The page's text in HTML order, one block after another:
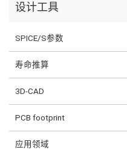
设计工具
SPICE/S参数
寿命推算
3D-CAD
PCB footprint
应用领域